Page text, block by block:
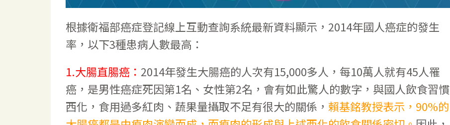
根據衛福部癌症登記線上互動查詢系統最新資料顯示，2014年國人癌症的發生
率，以下3種患病人數最高：
1.大腸直腸癌： 2014年發生大腸癌的人次有15,000多人，每10萬人就有45人罹
癌，是男性癌症死因第1名、女性第2名，會有如此驚人的數字，與國人飲食習慣
西化，食用過多紅肉、蔬果量攝取不足有很大的關係， 賴基銘教授表示，90%的